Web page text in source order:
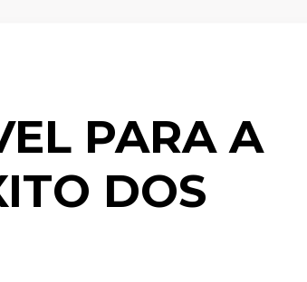
PARA A
DOS